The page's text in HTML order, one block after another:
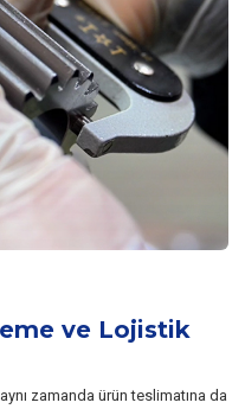
ve Lojistik
zamanda ürün teslimatına da